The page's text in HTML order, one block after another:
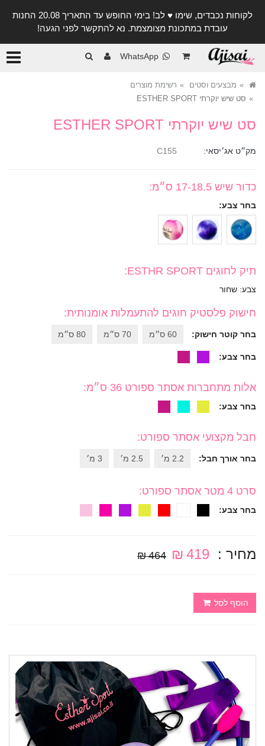
לקוחות נכבדים, שימו ♥️ לב! בימי החופש עד התאריך 20.08 החנות
עובדת במתכונת מצומצמת. נא להתקשר לפני הגעה!
WhatsApp
מבצעים וסטים
רשימת מוצרים
סט שיש יוקרתי ESTHER SPORT
סט שיש יוקרתי ESTHER SPORT
מק״ט אג׳יסאי:
כדור שיש 17-18.5 ס״מ :
בחר צבע:
תיק לחוגים ESTHR SPORT :
צבע: שחור
חישוק פלסטיק חוגים להתעמלות אומנותית:
בחר קוטר חישוק: 60 ס״מ 70 ס״מ 80 ס״מ
בחר צבע:
אלות מתחברות אסתר ספורט 36 ס״מ :
בחר צבע:
חבל מקצועי אסתר ספורט:
בחר אורך חבל: 2.2 מ׳ 2.5 מ׳ 3 מ׳
סרט 4 מטר אסתר ספורט :
בחר צבע:
מחיר : 419 ₪
464 ₪
הוסף לסל